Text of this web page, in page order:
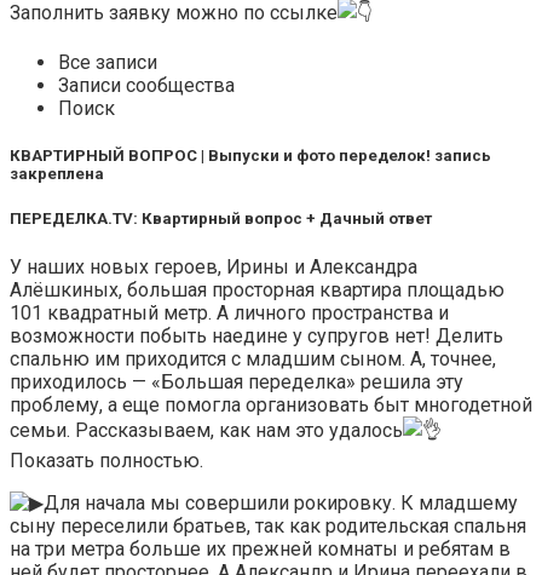
Заполнить заявку можно по ссылке
Все записи
Записи сообщества
Поиск
КВАРТИРНЫЙ ВОПРОС | Выпуски и фото переделок! запись
закреплена
ПЕРЕДЕЛКА.TV: Квартирный вопрос + Дачный ответ
У наших новых героев, Ирины и Александра
Алёшкиных, большая просторная квартира площадью
101 квадратный метр. А личного пространства и
возможности побыть наедине у супругов нет! Делить
спальню им приходится с младшим сыном. А, точнее,
приходилось — «Большая переделка» решила эту
проблему, а еще помогла организовать быт многодетной
семьи. Рассказываем, как нам это удалось
Показать полностью.
Для начала мы совершили рокировку. К младшему
сыну переселили братьев, так как родительская спальня
на три метра больше их прежней комнаты и ребятам в